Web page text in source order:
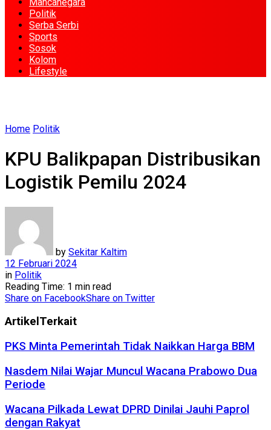
Politik
Serba Serbi
Sports
Sosok
Kolom
Lifestyle
Home Politik
KPU Balikpapan Distribusikan
Logistik Pemilu 2024
by Sekitar Kaltim
12 Februari 2024
in Politik
Reading Time: 1 min read
Share on FacebookShare on Twitter
Artikel Terkait
PKS Minta Pemerintah Tidak Naikkan Harga BBM
Nasdem Nilai Wajar Muncul Wacana Prabowo Dua
Periode
Wacana Pilkada Lewat DPRD Dinilai Jauhi Paprol
dengan Rakyat